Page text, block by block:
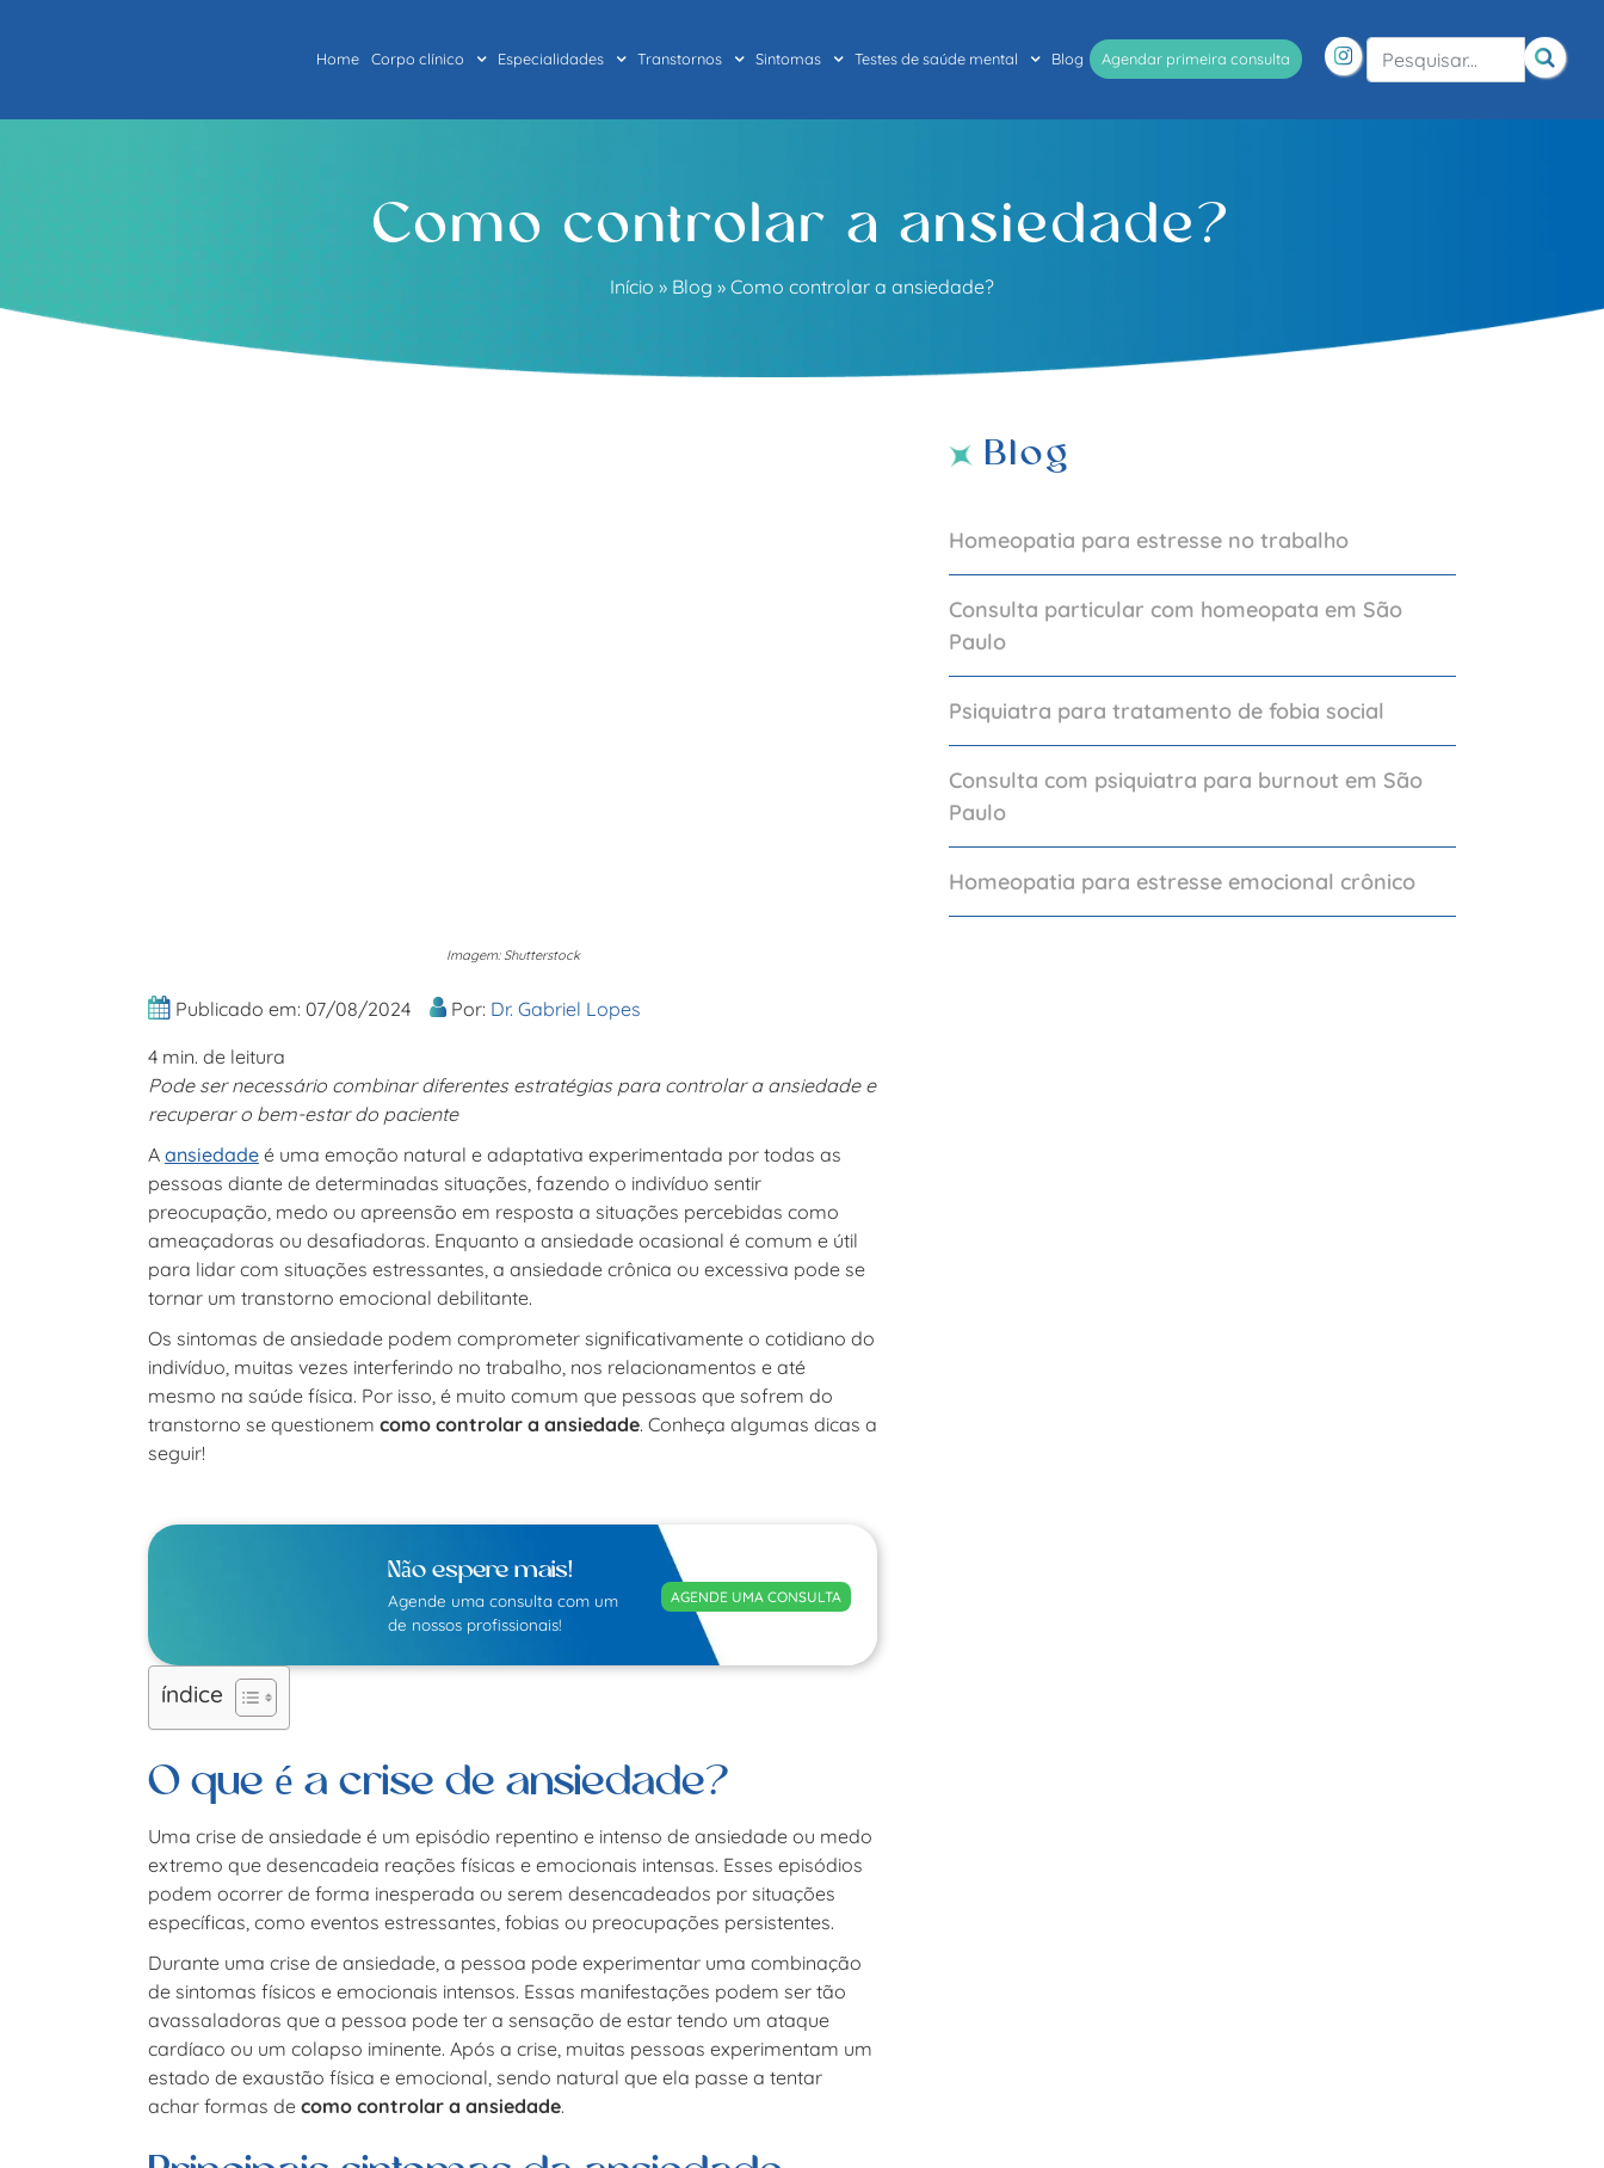
Home Corpo clínico Especialidades Transtornos Sintomas Testes de saúde mental Blog Agendar primeira consulta
Como controlar a ansiedade?
Início » Blog » Como controlar a ansiedade?
Imagem: Shutterstock
Publicado em: 07/08/2024 Por: Dr. Gabriel Lopes
4 min. de leitura
Pode ser necessário combinar diferentes estratégias para controlar a ansiedade e
recuperar o bem-estar do paciente
A ansiedadeé uma emoção natural e adaptativa experimentada por todas as
pessoas diante de determinadas situações, fazendo o indivíduo sentir
preocupação, medo ou apreensão em resposta a situações percebidas como
ameaçadoras ou desafiadoras. Enquanto a ansiedade ocasional é comum e útil
para lidar com situações estressantes, a ansiedade crônica ou excessiva pode se
tornar um transtorno emocional debilitante.
Os sintomas de ansiedade podem comprometer significativamente o cotidiano do
indivíduo, muitas vezes interferindo no trabalho, nos relacionamentos e até
mesmo na saúde física. Por isso, é muito comum que pessoas que sofrem do
transtorno se questionem como controlar a ansiedade. Conheça algumas dicas a
seguir!
Não espere mais!
Agende uma consulta com um
de nossos profissionais!
AGENDE UMA CONSULTA
índice
O que é a crise de ansiedade?
Uma crise de ansiedade é um episódio repentino e intenso de ansiedade ou medo
extremo que desencadeia reações físicas e emocionais intensas. Esses episódios
podem ocorrer de forma inesperada ou serem desencadeados por situações
específicas, como eventos estressantes, fobias ou preocupações persistentes.
Durante uma crise de ansiedade, a pessoa pode experimentar uma combinação
de sintomas físicos e emocionais intensos. Essas manifestações podem ser tão
avassaladoras que a pessoa pode ter a sensação de estar tendo um ataque
cardíaco ou um colapso iminente. Após a crise, muitas pessoas experimentam um
estado de exaustão física e emocional, sendo natural que ela passe a tentar
achar formas de como controlar a ansiedade.
Blog
Homeopatia para estresse no trabalho
Consulta particular com homeopata em São
Paulo
Psiquiatra para tratamento de fobia social
Consulta com psiquiatra para burnout em São
Paulo
Homeopatia para estresse emocional crônico